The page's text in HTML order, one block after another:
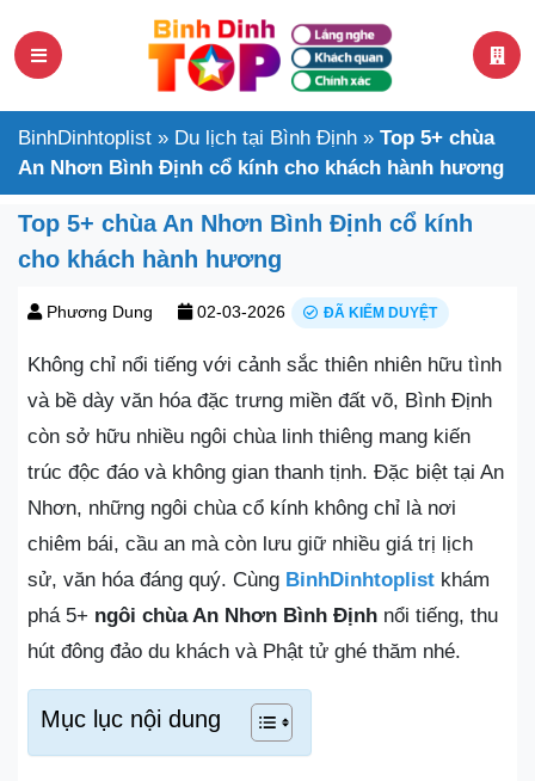
BinhDinhtoplist » Du lịch tại Bình Định » Top 5+ chùa
An Nhơn Bình Định cổ kính cho khách hành hương
Top 5+ chùa An Nhơn Bình Định cổ kính
cho khách hành hương
Phương Dung 02-03-2026 ĐÃ KIỂM DUYỆT
Không chỉ nổi tiếng với cảnh sắc thiên nhiên hữu tình
và bề dày văn hóa đặc trưng miền đất võ, Bình Định
còn sở hữu nhiều ngôi chùa linh thiêng mang kiến
trúc độc đáo và không gian thanh tịnh. Đặc biệt tại An
Nhơn, những ngôi chùa cổ kính không chỉ là nơi
chiêm bái, cầu an mà còn lưu giữ nhiều giá trị lịch
sử, văn hóa đáng quý. Cùng BinhDinhtoplist khám
phá 5+ ngôi chùa An Nhơn Bình Định nổi tiếng, thu
hút đông đảo du khách và Phật tử ghé thăm nhé.
Mục lục nội dung